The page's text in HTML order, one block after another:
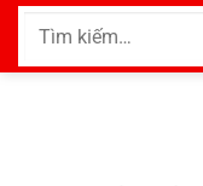
Bỏ
nội
Tìm